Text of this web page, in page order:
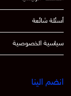
أسئلة شائعة
سياسية الخصوصية
انضم الينا